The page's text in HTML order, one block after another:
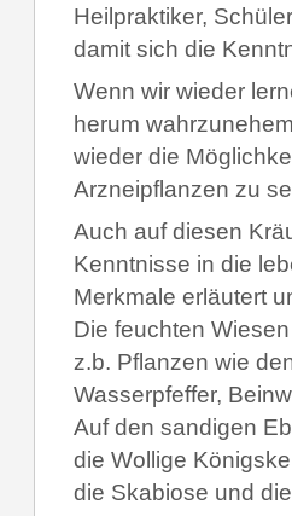
Heilpraktiker,
damit sich die
Wenn wir wieder
herum
wieder die
Arzneipflanzen zu
Auch auf diesen
Kenntnisse in die
Merkmale erläutert
Die feuchten
z.b. Pflanzen wie
Wasserpfeffer,
Auf den sandigen
die Wollige
die Skabiose und